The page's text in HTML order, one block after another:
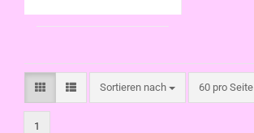
Sortieren nach
Sortieren nach 60 pro Seite
pro Seite
1